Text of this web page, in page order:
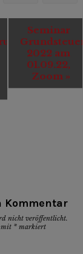
Seminar
Grundsteuer
2022 am
01.09.22,
Zoom »
Kommentar
nicht veröffentlicht.
mit * markiert